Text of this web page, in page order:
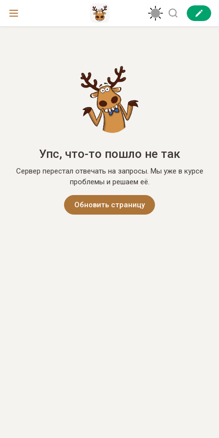
Упс, что-то пошло не так
Сервер перестал отвечать на запросы. Мы уже в курсе
проблемы и решаем её.
Обновить страницу